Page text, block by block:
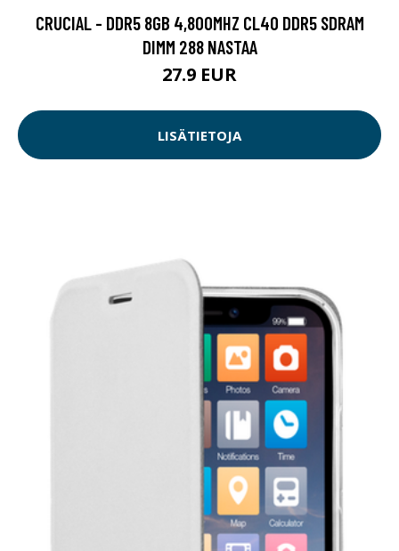
CRUCIAL - DDR5 8GB 4,800MHZ CL40 DDR5 SDRAM
DIMM 288 NASTAA
27.9 EUR
LISÄTIETOJA